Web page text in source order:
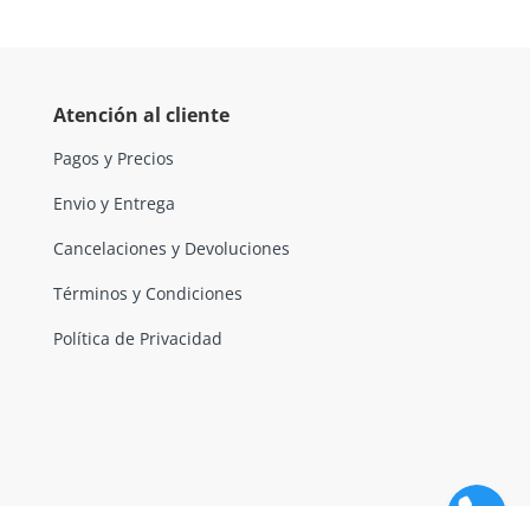
Atención al cliente
Pagos y Precios
Envio y Entrega
Cancelaciones y Devoluciones
Términos y Condiciones
Política de Privacidad